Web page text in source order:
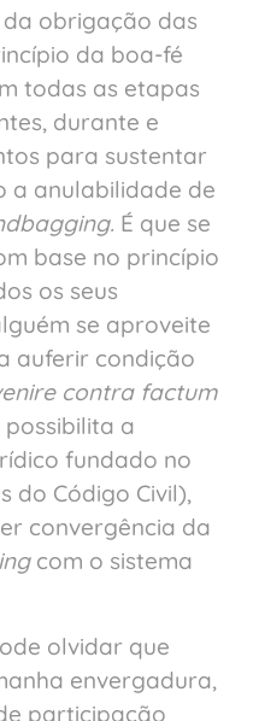
obrigação das
da boa-fé
todas as etapas
durante e
para sustentar
a anulabilidade de
É que se
base no princípio
os seus
se aproveite
auferir condição
contra factum
a
fundado no
do Código Civil),
convergência da
com o sistema
olvidar que
envergadura,
participação